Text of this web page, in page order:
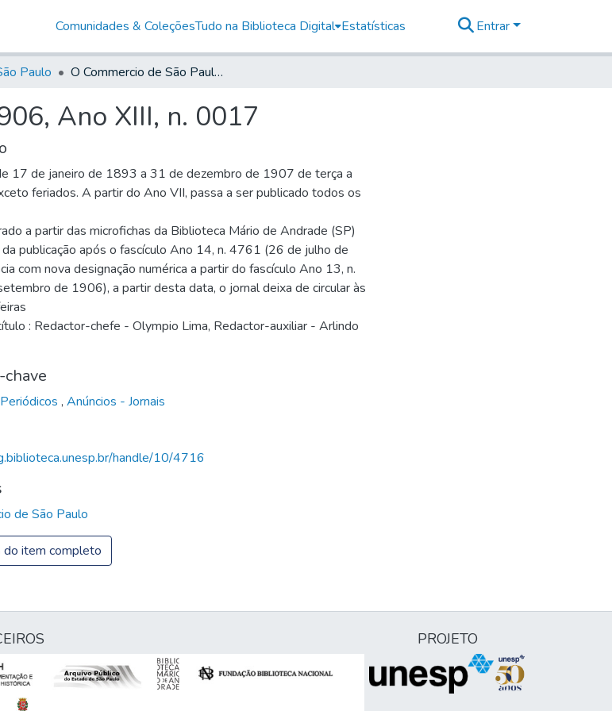
Comunidades & ColeçõesTudo na Biblioteca Digital Estatísticas Entrar
Paulo O Commercio de São Paulo, 1906, Ano XIII, n. 0017
Ano XIII, n. 0017
17 de janeiro de 1893 a 31 de dezembro de 1907 de terça a
feriados. A partir do Ano VII, passa a ser publicado todos os
a partir das microfichas da Biblioteca Mário de Andrade (SP)
publicação após o fascículo Ano 14, n. 4761 (26 de julho de
com nova designação numérica a partir do fascículo Ano 13, n.
de 1906), a partir desta data, o jornal deixa de circular às
: Redactor-chefe - Olympio Lima, Redactor-auxiliar - Arlindo
chave
, Anúncios - Jornais
handle/10/4716
de São Paulo
do item completo
PROJETO